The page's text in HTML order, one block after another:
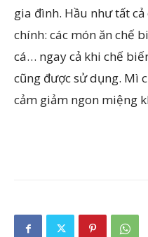
gia đình. Hầu như tất
chính: các món ăn chế
cá… ngay cả khi chế
cũng được sử dụng. Mì
cảm giảm ngon miệng